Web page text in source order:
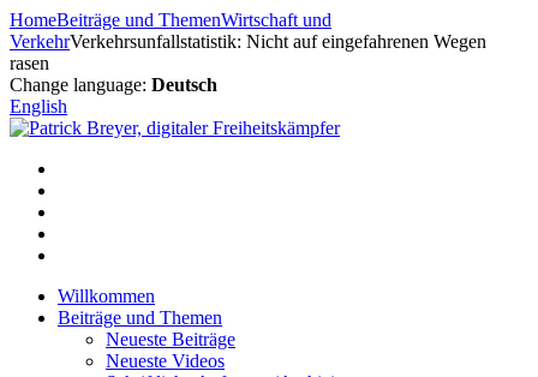
Zum
Inhalt
springen
HomeBeiträge und ThemenWirtschaft und
VerkehrVerkehrsunfallstatistik: Nicht auf eingefahrenen Wegen
rasen
Change language: Deutsch
English
Willkommen
Beiträge und Themen
Neueste Beiträge
Neueste Videos